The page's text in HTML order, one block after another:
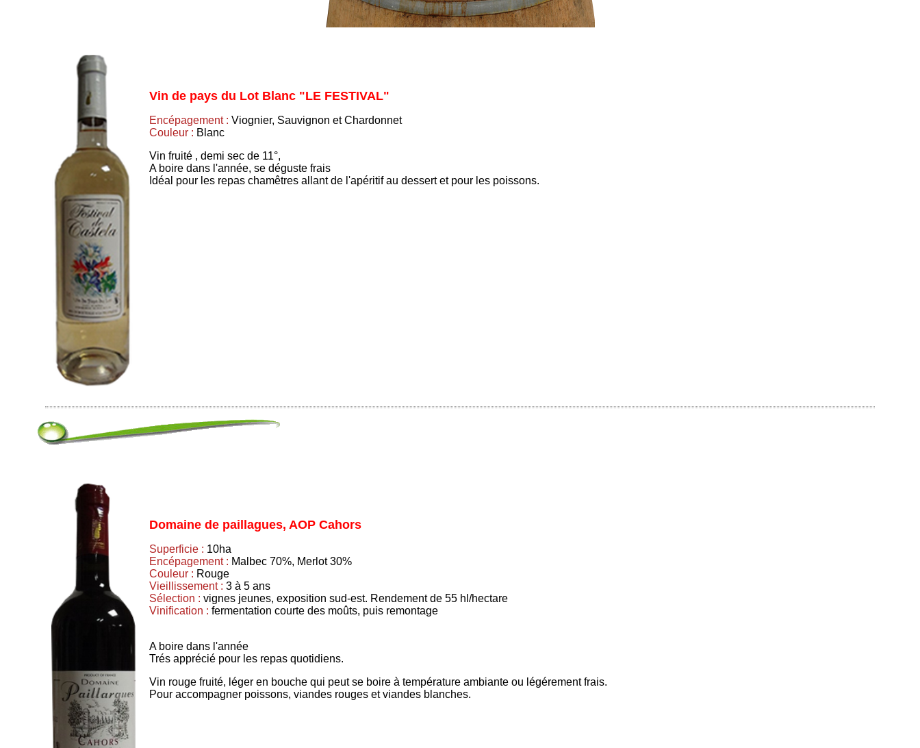
Vin de pays du Lot Blanc "LE FESTIVAL"
Encépagement : Viognier, Sauvignon et Chardonnet
Couleur : Blanc
Vin fruité , demi sec de 11°,
A boire dans l'année, se déguste frais
Idéal pour les repas chamêtres allant de l'apéritif au dessert et pour les poissons.
Domaine de paillagues, AOP Cahors
Superficie : 10ha
Encépagement : Malbec 70%, Merlot 30%
Couleur : Rouge
Vieillissement : 3 à 5 ans
Sélection : vignes jeunes, exposition sud-est. Rendement de 55 hl/hectare
Vinification : fermentation courte des moûts, puis remontage
A boire dans l'année
Trés apprécié pour les repas quotidiens.
Vin rouge fruité, léger en bouche qui peut se boire à température ambiante ou légérement frais.
Pour accompagner poissons, viandes rouges et viandes blanches.